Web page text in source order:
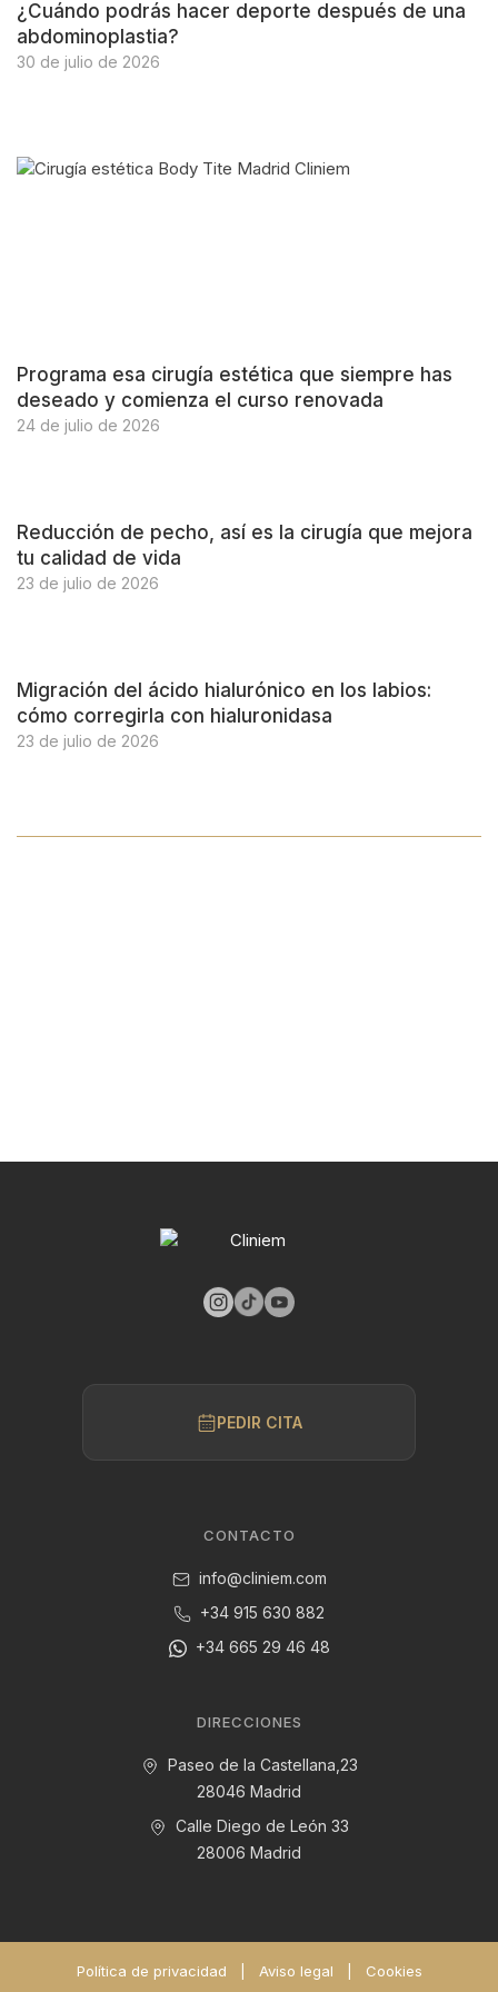
¿Cuándo podrás hacer deporte después de una
abdominoplastia?
30 de julio de 2026
Programa esa cirugía estética que siempre has
deseado y comienza el curso renovada
24 de julio de 2026
Reducción de pecho, así es la cirugía que mejora
tu calidad de vida
23 de julio de 2026
Migración del ácido hialurónico en los labios:
cómo corregirla con hialuronidasa
23 de julio de 2026
PEDIR CITA
CONTACTO
info@cliniem.com
+34 915 630 882
+34 665 29 46 48
DIRECCIONES
Paseo de la Castellana,23
28046 Madrid
Calle Diego de León 33
28006 Madrid
Política de privacidad Aviso legal Cookies